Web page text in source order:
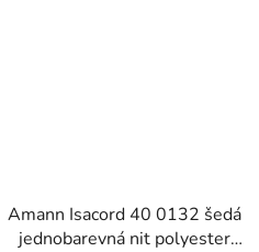
Amann Isacord 40 0132 šedá
jednobarevná nit polyester